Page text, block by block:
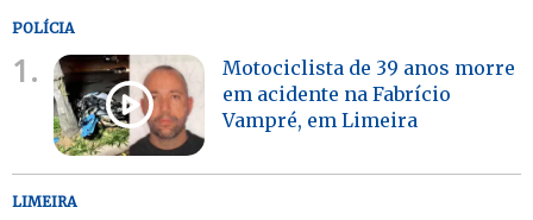
POLÍCIA
1.
Motociclista de 39 anos morre
em acidente na Fabrício
Vampré, em Limeira
LIMEIRA